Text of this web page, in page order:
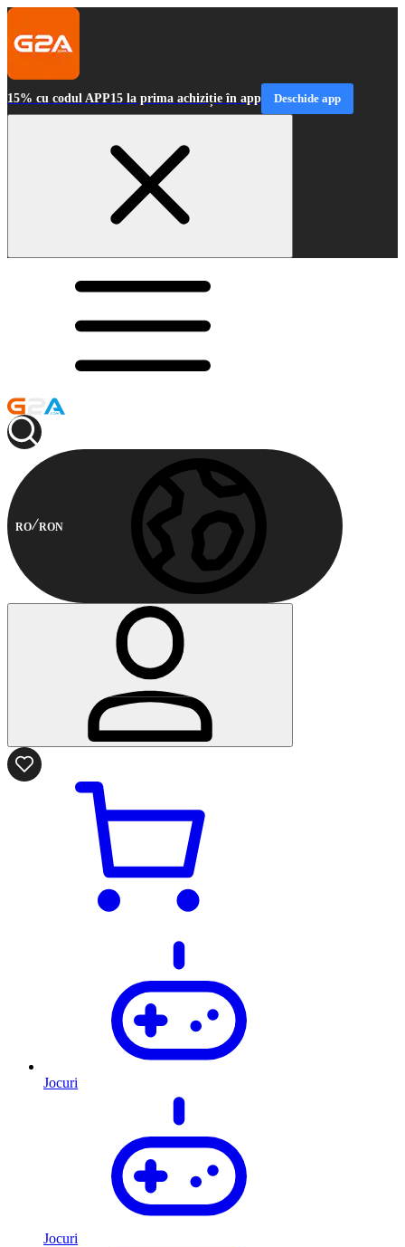
15% cu codul APP15 la prima achiziție în app Deschide app
RO RON
Jocuri
Jocuri